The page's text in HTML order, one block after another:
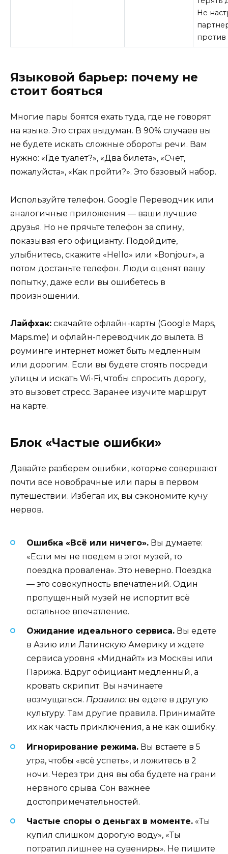
Не
против
Языковой барьер: почему не
стоит бояться
Многие пары боятся ехать туда, где не говорят
на языке. Это страх выдуман. В 90% случаев вы
не будете искать сложные обороты речи. Вам
нужно: «Где туалет?», «Два билета», «Счет,
пожалуйста», «Как пройти?». Это базовый набор.
Используйте телефон. Google Переводчик или
аналогичные приложения — ваши лучшие
друзья. Но не прячьте телефон за спину,
показывая его официанту. Подойдите,
улыбнитесь, скажите «Hello» или «Bonjour», а
потом достаньте телефон. Люди оценят вашу
попытку, даже если вы ошибетесь в
произношении.
Лайфхак: скачайте офлайн-карты (Google Maps,
Maps.me) и офлайн-переводчикдо вылета. В
роуминге интернет может быть медленным
или дорогим. Если вы будете стоять посреди
улицы и искать Wi-Fi, чтобы спросить дорогу,
это вызовет стресс. Заранее изучите маршрут
на карте.
Блок «Частые ошибки»
Давайте разберем ошибки, которые совершают
почти все новобрачные или пары в первом
путешествии. Избегая их, вы сэкономите кучу
нервов.
Ошибка «Всё или ничего». Вы думаете:
«Если мы не поедем в этот музей, то
поездка провалена». Это неверно. Поездка
— это совокупность впечатлений. Один
пропущенный музей не испортит всё
остальное впечатление.
Ожидание идеального сервиса. Вы едете
в Азию или Латинскую Америку и ждете
сервиса уровня «Миднайт» из Москвы или
Парижа. Вдруг официант медленный, а
кровать скрипит. Вы начинаете
возмущаться. Правило:вы едете в другую
культуру. Там другие правила. Принимайте
их как часть приключения, а не как ошибку.
Игнорирование режима. Вы встаете в 5
утра, чтобы «всё успеть», и ложитесь в 2
ночи. Через три дня вы оба будете на грани
нервного срыва. Сон важнее
достопримечательностей.
Частые споры о деньгах в моменте. «Ты
купил слишком дорогую воду», «Ты
потратил лишнее на сувениры». Не пишите